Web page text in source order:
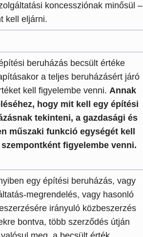
koncessziónak minősül –
kell eljárni.
beruházás becsült értéke
a teljes beruházásért járó
kell figyelembe venni. Annak
hogy mit kell egy építési
tekinteni, a gazdasági és
műszaki funkció egységét kell
figyelembe venni.
egy építési beruházás, vagy
megrendelés, vagy hasonló
irányuló közbeszerzés
bontva, több szerződés útján